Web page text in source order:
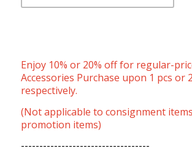
Enjoy 10% or 20% off for regular-
Accessories Purchase upon 1 pcs or
respectively.
(Not applicable to consignment
promotion items)
-----------------------------------